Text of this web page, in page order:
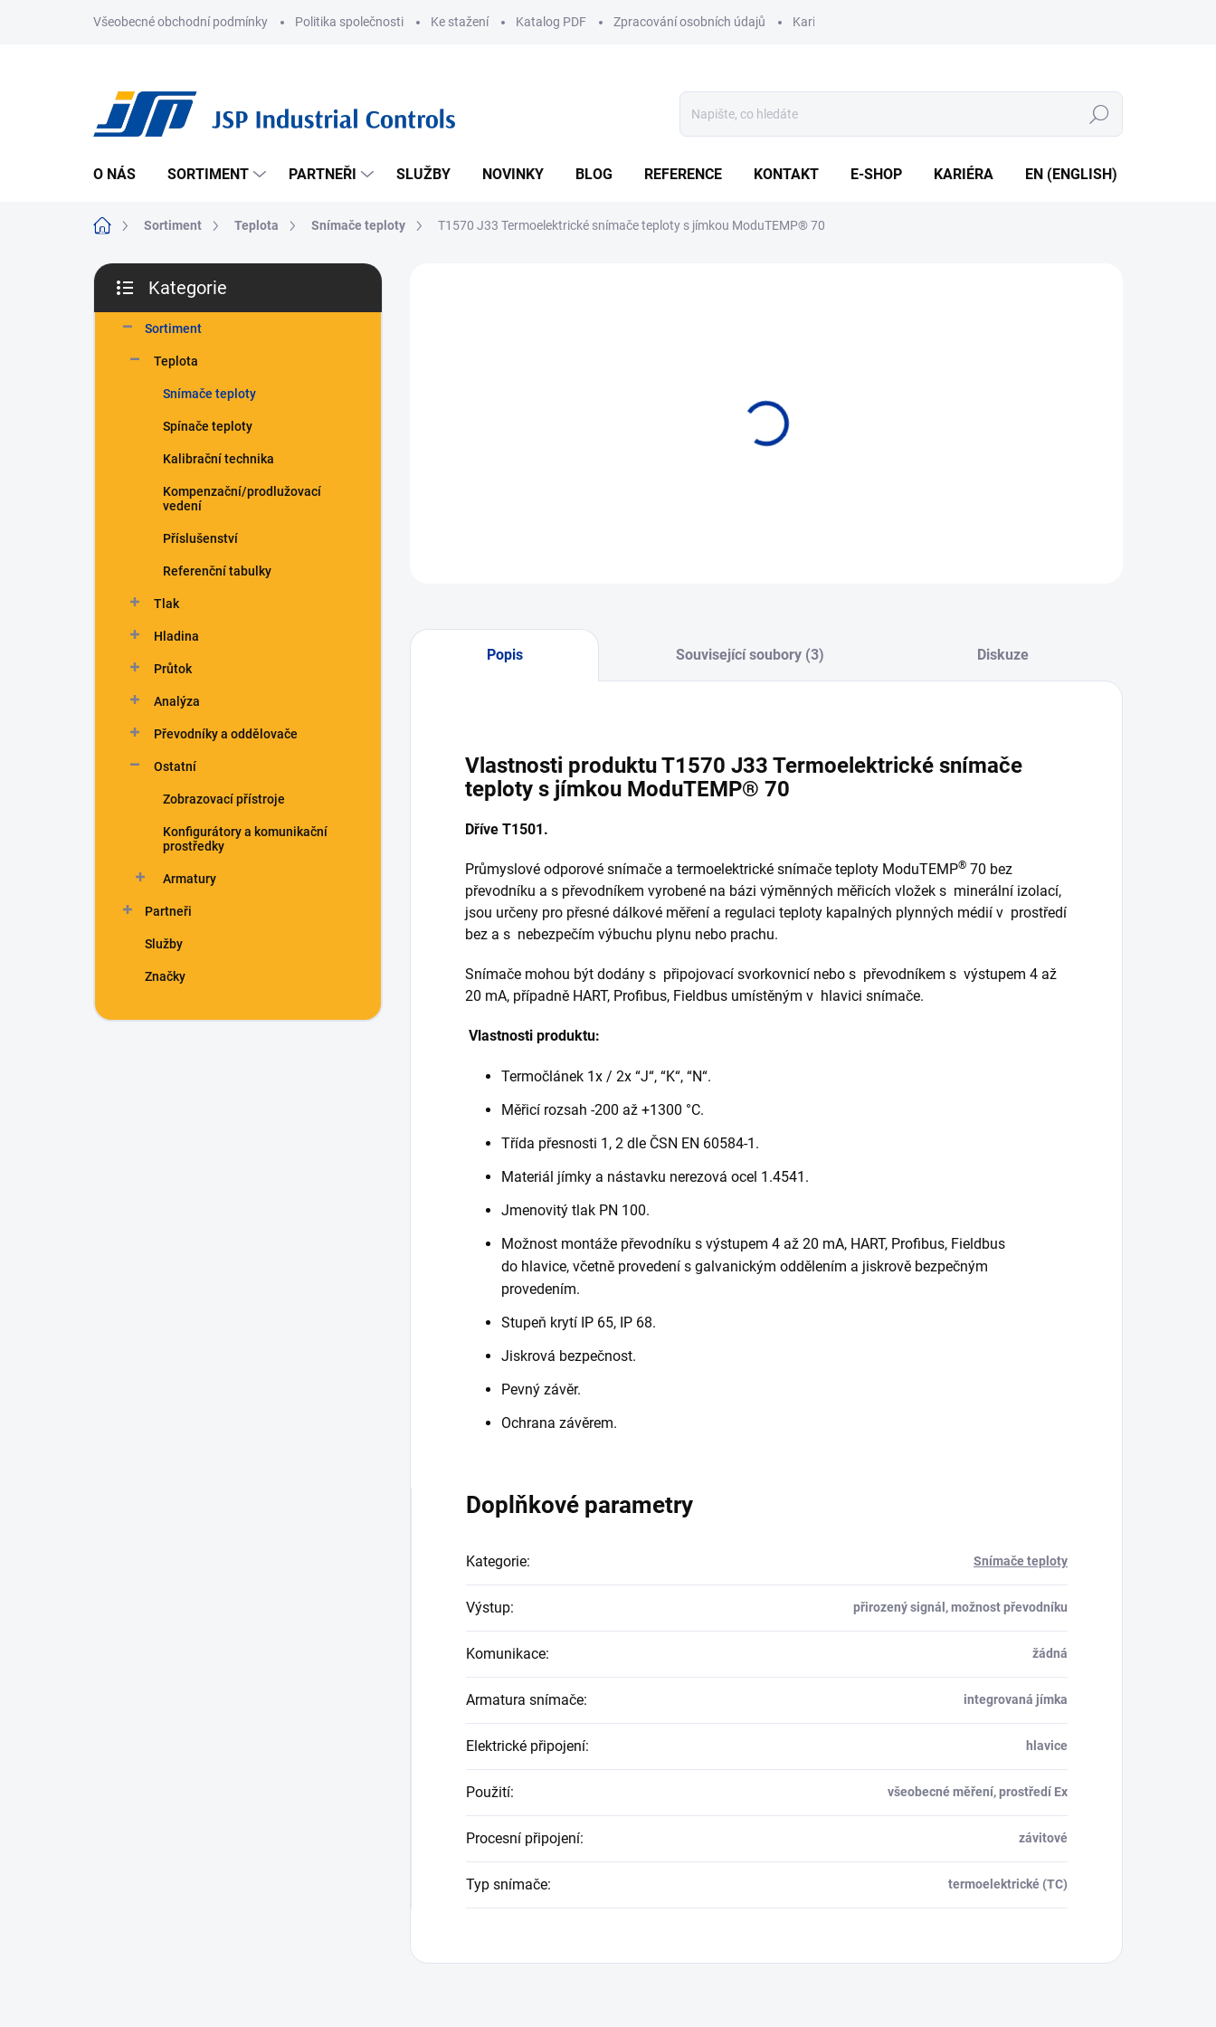
Všeobecné obchodní podmínky Politika společnosti Ke stažení Katalog PDF Zpracování osobních údajů Kariéra
Hledat
O NÁS SORTIMENT PARTNEŘI SLUŽBY NOVINKY BLOG REFERENCE KONTAKT E-SHOP KARIÉRA EN (ENGLISH)
Domů Sortiment Teplota Snímače teploty T1570 J33 Termoelektrické snímače teploty s jímkou ModuTEMP® 70
P
s
kategorie
Kategorie
Sortiment
Teplota
Snímače teploty
Spínače teploty
Kalibrační technika
Kompenzační/prodlužovací
vedení
Příslušenství
Referenční tabulky
Tlak
Hladina
Průtok
Analýza
Převodníky a oddělovače
Ostatní
Zobrazovací přístroje
Konfigurátory a komunikační
prostředky
Armatury
Partneři
Služby
Značky
Popis Související soubory (3) Diskuze
Vlastnosti produktu T1570 J33 Termoelektrické snímače
teploty s jímkou ModuTEMP® 70
Dříve T1501.
Průmyslové odporové snímače a termoelektrické snímače teploty ModuTEMP® 70 bez
převodníku a s převodníkem vyrobené na bázi výměnných měřicích vložek s minerální izolací,
jsou určeny pro přesné dálkové měření a regulaci teploty kapalných plynných médií v prostředí
bez a s nebezpečím výbuchu plynu nebo prachu.
Snímače mohou být dodány s připojovací svorkovnicí nebo s převodníkem s výstupem 4 až
20 mA, případně HART, Profibus, Fieldbus umístěným v hlavici snímače.
Vlastnosti produktu:
Termočlánek 1x / 2x “J“, “K“, “N“.
Měřicí rozsah -200 až +1300 °C.
Třída přesnosti 1, 2 dle ČSN EN 60584-1.
Materiál jímky a nástavku nerezová ocel 1.4541.
Jmenovitý tlak PN 100.
Možnost montáže převodníku s výstupem 4 až 20 mA, HART, Profibus, Fieldbus
do hlavice, včetně provedení s galvanickým oddělením a jiskrově bezpečným
provedením.
Stupeň krytí IP 65, IP 68.
Jiskrová bezpečnost.
Pevný závěr.
Ochrana závěrem.
Doplňkové parametry
Kategorie: Snímače teploty
Výstup: přirozený signál, možnost převodníku
Komunikace: žádná
Armatura snímače: integrovaná jímka
Elektrické připojení: hlavice
Použití: všeobecné měření, prostředí Ex
Procesní připojení: závitové
Typ snímače: termoelektrické (TC)